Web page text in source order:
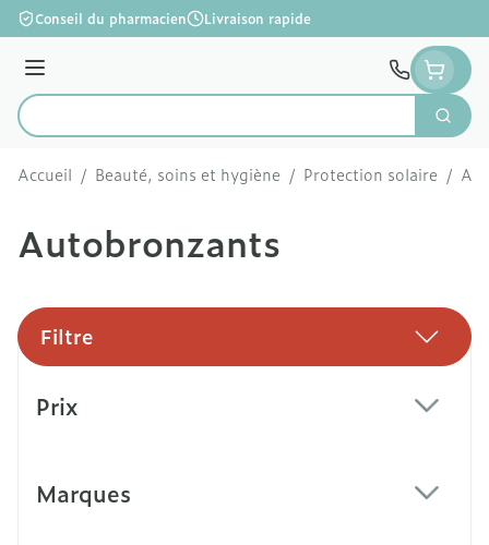
Aller au contenu
Conseil du pharmacien Livraison rapide
Menu
Rechercher
Accueil / Beauté, soins et hygiène / Protection solaire /
Autobronzants
Filtre
Prix
Marques